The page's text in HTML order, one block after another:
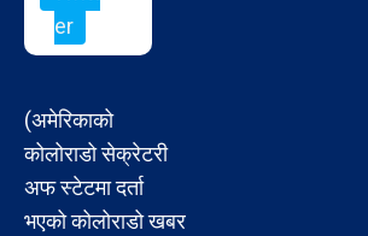
er
(अमेरिकाको
कोलोराडो सेक्रेटरी
अफ स्टेटमा दर्ता
भएको कोलोराडो खबर